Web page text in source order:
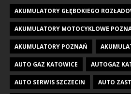
AKUMULATORY GŁĘBOKIEGO
AKUMULATORY MOTOCYKLOWE
AKUMULATORY POZNAŃ
AUTO GAZ KATOWICE AUTOGAZ
AUTO SERWIS SZCZECIN AUTO